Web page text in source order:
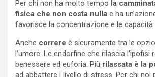
Per chi non ha molto tempo la
fisica che non costa nulla e ha
favorisce la concentrazione e le capacità
Anche correre è sicuramente tra le
l’umore. Le endorfine che rilascia l’ipofisi
benessere ed euforia. Più rilassata è la
ad abbattere i livello di stress. Per chi noi